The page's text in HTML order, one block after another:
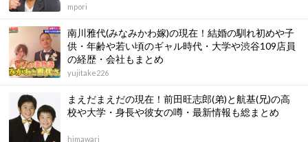
mpori
南川雅代(みなみかわ嫁)の現在！結婚の馴れ初めや子
供・年齢や若い頃のギャル時代・大学や渋谷109店員
の経歴・会社もまとめ
yujitake226
まえだまえだの現在！前田旺志郎(弟)と航基(兄)の高
校や大学・身長や彼女の噂・最新情報も総まとめ
himawari